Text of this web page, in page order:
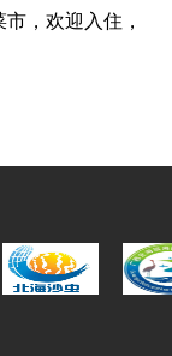
，欢迎入住，